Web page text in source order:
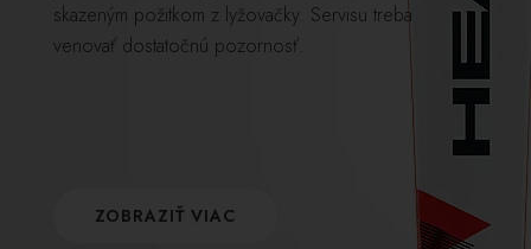
skazeným požitkom z lyžovačky. Servisu treba
venovať dostatočnú pozornosť.
ZOBRAZIŤ VIAC